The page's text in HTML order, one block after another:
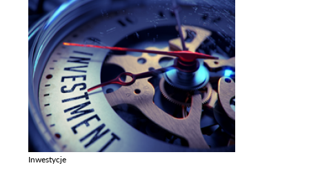
Inwestycje